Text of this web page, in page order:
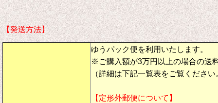
【発送方法】
ゆうパック便を利用いたします。
※ご購入額が3万円以上の場合の送
（詳細は下記一覧表をご覧ください
【定形外郵便について】